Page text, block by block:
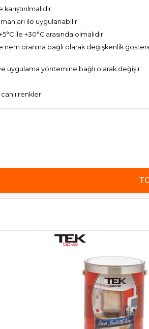
ile uygulanabilir.
ile +30°C arasında olmalıdır.
nem oranına bağlı olarak değişkenlik
uygulama yöntemine bağlı olarak değişir.
renkler.